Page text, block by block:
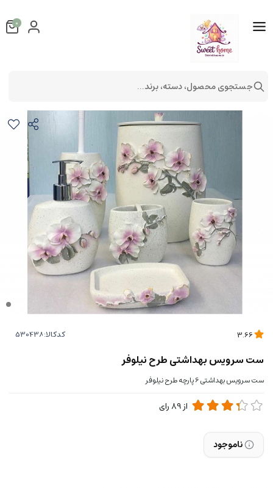
کدکالا:
ست سرویس بهداشتی طرح نیلوفر
ست سرویس بهداشتی 6 پارچه طرح نیلوفر
از89رای
ناموجود
0
جستجوی محصول، دسته، برند...